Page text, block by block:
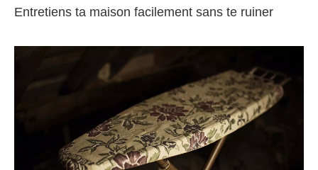
Entretiens ta maison facilement sans te ruiner